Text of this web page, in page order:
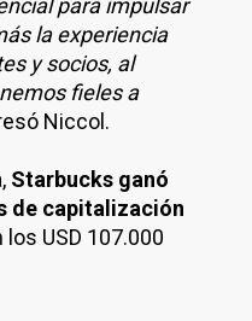
para impulsar
la experiencia
y socios, al
fieles a
Niccol.
Starbucks ganó
de capitalización
USD 107.000